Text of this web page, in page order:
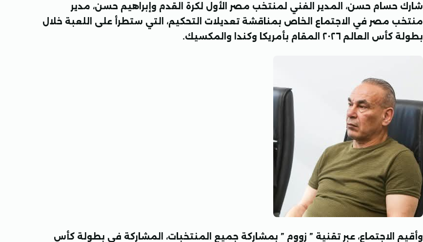
شارك حسام حسن، المدير الفني لمنتخب مصر الأول لكرة القدم وإبراهيم حسن، مدير
منتخب مصر في الاجتماع الخاص بمناقشة تعديلات التحكيم، التي ستطرأ على اللعبة خلال
بطولة كأس العالم ٢٠٢٦ المقام بأمريكا وكندا والمكسيك.
وأقيم الاجتماع، عبر تقنية ” زووم ” بمشاركة جميع المنتخبات، المشاركة في بطولة كأس